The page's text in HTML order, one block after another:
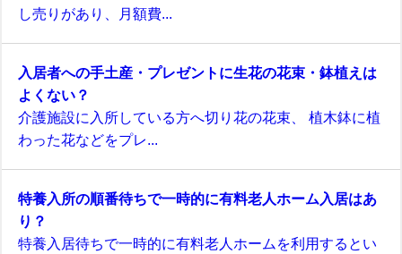
し売りがあり、月額費...
入居者への手土産・プレゼントに生花の花束・鉢植えは
よくない？
介護施設に入所している方へ切り花の花束、 植木鉢に植
わった花などをプレ...
特養入所の順番待ちで一時的に有料老人ホーム入居はあ
り？
特養入居待ちで一時的に有料老人ホームを利用するとい